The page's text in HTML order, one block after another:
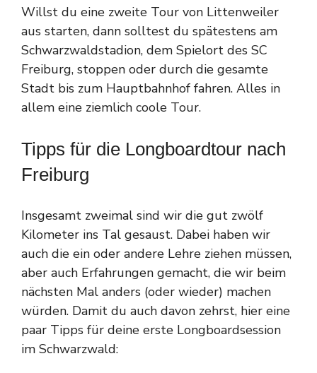
Willst du eine zweite Tour von Littenweiler
aus starten, dann solltest du spätestens am
Schwarzwaldstadion, dem Spielort des SC
Freiburg, stoppen oder durch die gesamte
Stadt bis zum Hauptbahnhof fahren. Alles in
allem eine ziemlich coole Tour.
Tipps für die Longboardtour nach
Freiburg
Insgesamt zweimal sind wir die gut zwölf
Kilometer ins Tal gesaust. Dabei haben wir
auch die ein oder andere Lehre ziehen müssen,
aber auch Erfahrungen gemacht, die wir beim
nächsten Mal anders (oder wieder) machen
würden. Damit du auch davon zehrst, hier eine
paar Tipps für deine erste Longboardsession
im Schwarzwald: